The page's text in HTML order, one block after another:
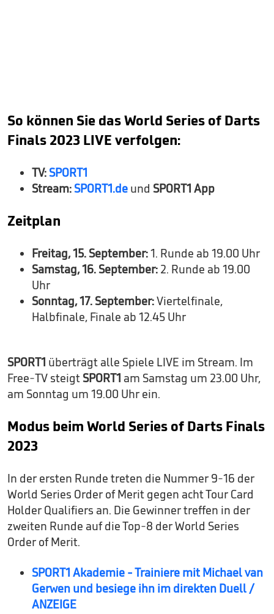
So können Sie das World Series of Darts
Finals 2023 LIVE verfolgen:
TV:SPORT1
Stream:SPORT1.de und SPORT1 App
Zeitplan
Freitag, 15. September:1. Runde ab 19.00 Uhr
Samstag, 16. September: 2. Runde ab 19.00
Uhr
Sonntag, 17. September:Viertelfinale,
Halbfinale, Finale ab 12.45 Uhr
SPORT1 überträgt alle Spiele LIVE im Stream. Im
Free-TV steigt SPORT1 am Samstag um 23.00 Uhr,
am Sonntag um 19.00 Uhr ein.
Modus beim World Series of Darts Finals
2023
In der ersten Runde treten die Nummer 9-16 der
World Series Order of Merit gegen acht Tour Card
Holder Qualifiers an. Die Gewinner treffen in der
zweiten Runde auf die Top-8 der World Series
Order of Merit.
SPORT1 Akademie - Trainiere mit Michael van
Gerwen und besiege ihn im direkten Duell /
ANZEIGE